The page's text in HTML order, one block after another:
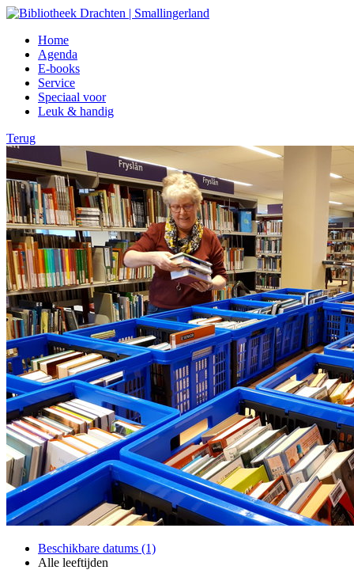
Home
Agenda
E-books
Service
Speciaal voor
Leuk & handig
Terug
Beschikbare datums (1)
Alle leeftijden